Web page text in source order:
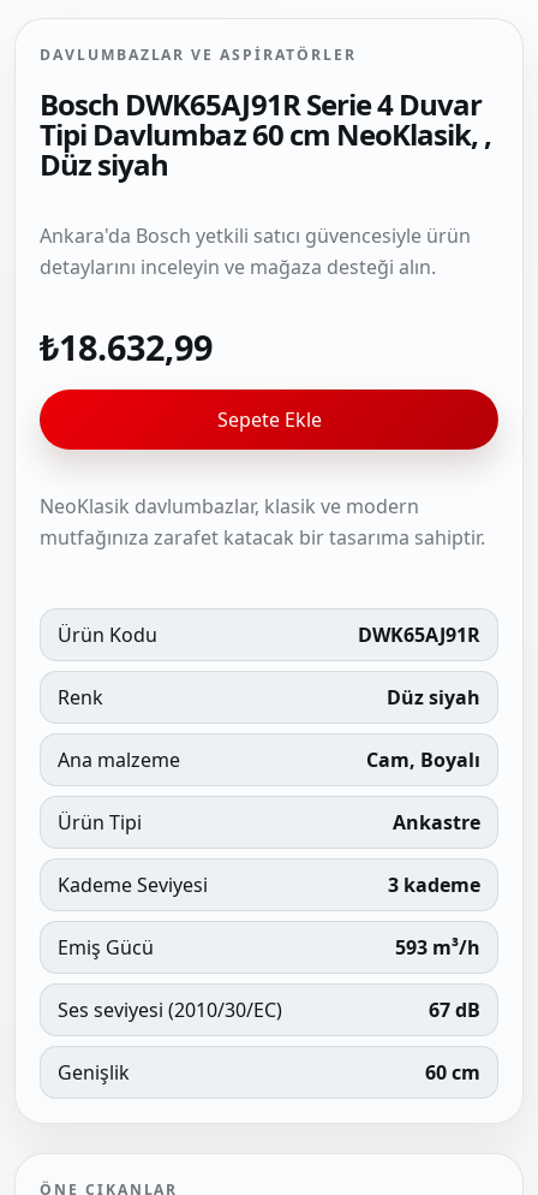
DAVLUMBAZLAR VE ASPIRATÖRLER
Bosch DWK65AJ91R Serie 4 Duvar
Tipi Davlumbaz 60 cm NeoKlasik, ,
Düz siyah
Ankara'da Bosch yetkili satıcı güvencesiyle ürün
detaylarını inceleyin ve mağaza desteği alın.
₺18.632,99
Sepete Ekle
NeoKlasik davlumbazlar, klasik ve modern
mutfağınıza zarafet katacak bir tasarıma sahiptir.
Ürün Kodu DWK65AJ91R
Renk Düz siyah
Ana malzeme Cam, Boyalı
Ürün Tipi Ankastre
Kademe Seviyesi 3 kademe
Emiş Gücü 593 m³/h
Ses seviyesi (2010/30/EC) 67 dB
Genişlik 60 cm
ÖNE ÇIKANLAR